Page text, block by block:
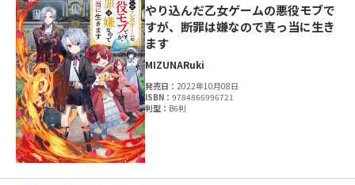
やり込んだ乙女ゲームの悪役モブで
すが、断罪は嫌なので真っ当に生き
ます
MIZUNARuki
発売日：2022年10月08日
ISBN：9784866996721
判型： B6判